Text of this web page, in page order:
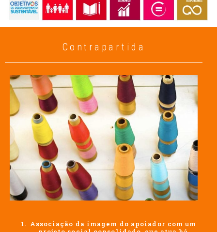
Contrapartida
Associação da imagem do apoiador com um